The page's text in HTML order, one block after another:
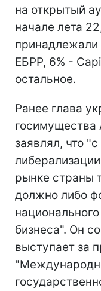
на открытый
начале лета
принадлежали
ЕБРР, 6% -
остальное.
Ранее глава
госимущества
заявлял, что
рынке страны
должно либо
бизнеса". Он
выступает за